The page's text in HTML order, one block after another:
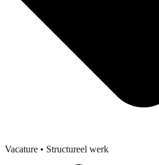
Vacature • Structureel werk